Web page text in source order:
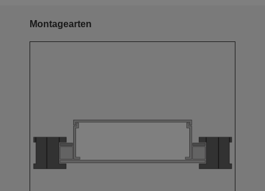
Montagearten